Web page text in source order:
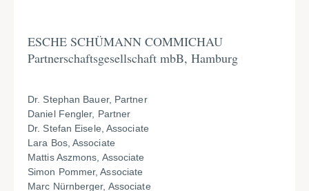
ESCHE SCHÜMANN COMMICHAU
Partnerschaftsgesellschaft mbB, Hamburg
Dr. Stephan Bauer, Partner
Daniel Fengler, Partner
Dr. Stefan Eisele, Associate
Lara Bos, Associate
Mattis Aszmons, Associate
Simon Pommer, Associate
Marc Nürnberger, Associate